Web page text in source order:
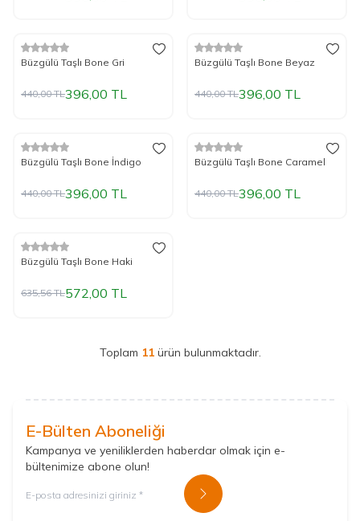
%10İndirim
Yeni
Büzgülü Taşlı Bone Gri
440,00TL396,00 TL
%10İndirim
Yeni
Büzgülü Taşlı Bone Beyaz
440,00TL396,00 TL
%10İndirim
Yeni
Büzgülü Taşlı Bone İndigo
440,00TL396,00 TL
%10İndirim
Yeni
Büzgülü Taşlı Bone Caramel
440,00TL396,00 TL
%10İndirim
Yeni
Büzgülü Taşlı Bone Haki
635,56TL572,00 TL
Toplam 11ürün bulunmaktadır.
E-Bülten Aboneliği
Kampanya ve yeniliklerden haberdar olmak için e-
bültenimize abone olun!
Kayıt Ol